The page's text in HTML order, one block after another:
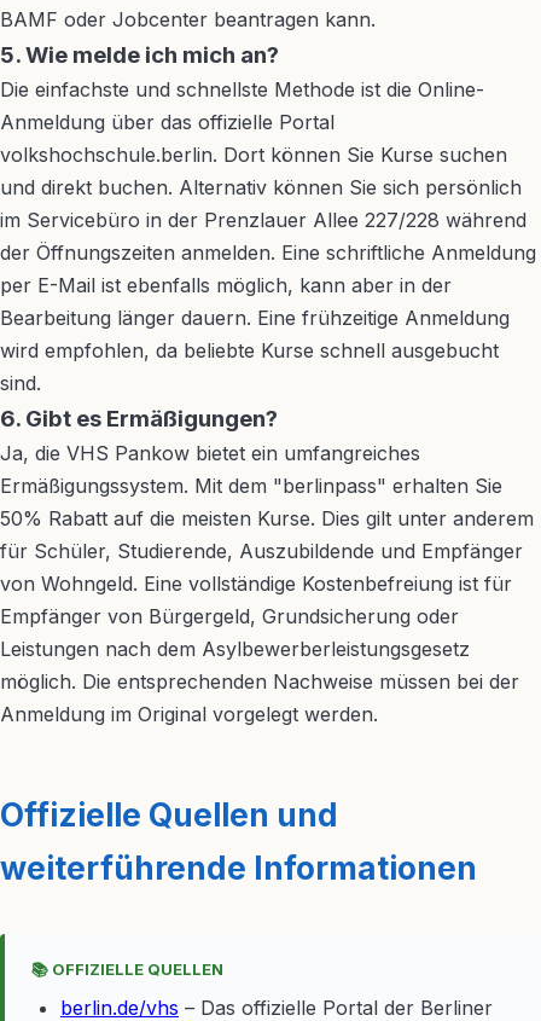
BAMF oder Jobcenter beantragen kann.
5. Wie melde ich mich an?
Die einfachste und schnellste Methode ist die Online-
Anmeldung über das offizielle Portal
volkshochschule.berlin. Dort können Sie Kurse suchen
und direkt buchen. Alternativ können Sie sich persönlich
im Servicebüro in der Prenzlauer Allee 227/228 während
der Öffnungszeiten anmelden. Eine schriftliche Anmeldung
per E-Mail ist ebenfalls möglich, kann aber in der
Bearbeitung länger dauern. Eine frühzeitige Anmeldung
wird empfohlen, da beliebte Kurse schnell ausgebucht
sind.
6. Gibt es Ermäßigungen?
Ja, die VHS Pankow bietet ein umfangreiches
Ermäßigungssystem. Mit dem "berlinpass" erhalten Sie
50% Rabatt auf die meisten Kurse. Dies gilt unter anderem
für Schüler, Studierende, Auszubildende und Empfänger
von Wohngeld. Eine vollständige Kostenbefreiung ist für
Empfänger von Bürgergeld, Grundsicherung oder
Leistungen nach dem Asylbewerberleistungsgesetz
möglich. Die entsprechenden Nachweise müssen bei der
Anmeldung im Original vorgelegt werden.
Offizielle Quellen und
weiterführende Informationen
📚 OFFIZIELLE QUELLEN
berlin.de/vhs – Das offizielle Portal der Berliner